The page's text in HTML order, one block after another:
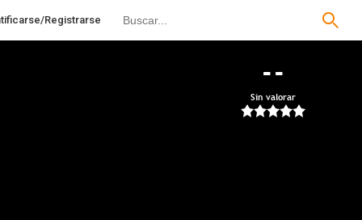
Registrarse
--
Sin valorar